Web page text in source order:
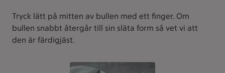
Tryck lätt på mitten av bullen med ett finger. Om
bullen snabbt återgår till sin släta form så vet vi att
den är färdigjäst.